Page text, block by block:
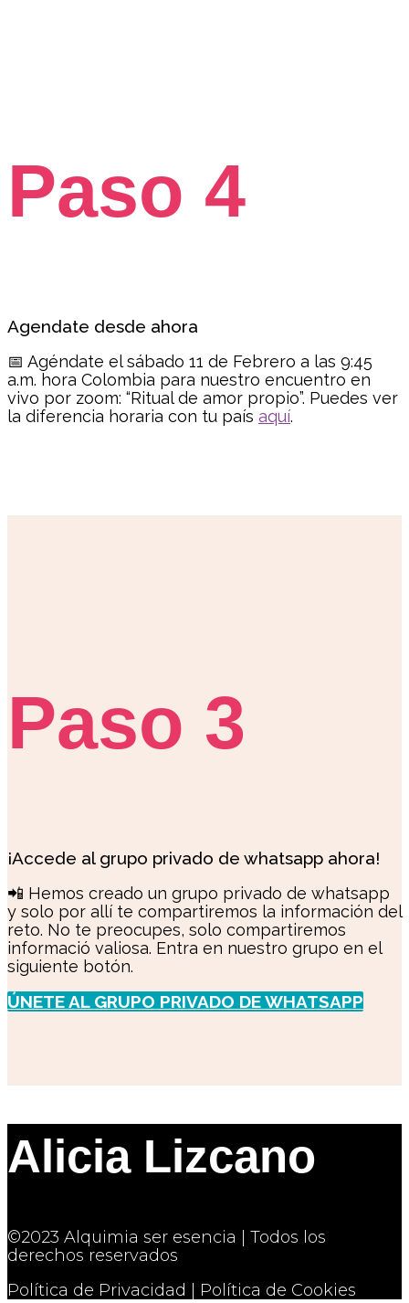
Paso 4
Agendate desde ahora
📅 Agéndate el sábado 11 de Febrero a las 9:45
a.m. hora Colombia para nuestro encuentro en
vivo por zoom: “Ritual de amor propio”. Puedes ver
la diferencia horaria con tu país aquí.
Paso 3
¡Accede al grupo privado de whatsapp ahora!
📲 Hemos creado un grupo privado de whatsapp
y solo por allí te compartiremos la información del
reto. No te preocupes, solo compartiremos
informació valiosa. Entra en nuestro grupo en el
siguiente botón.
ÚNETE AL GRUPO PRIVADO DE WHATSAPP
Alicia Lizcano
©2023 Alquimia ser esencia | Todos los
derechos reservados
Política de Privacidad | Política de Cookies